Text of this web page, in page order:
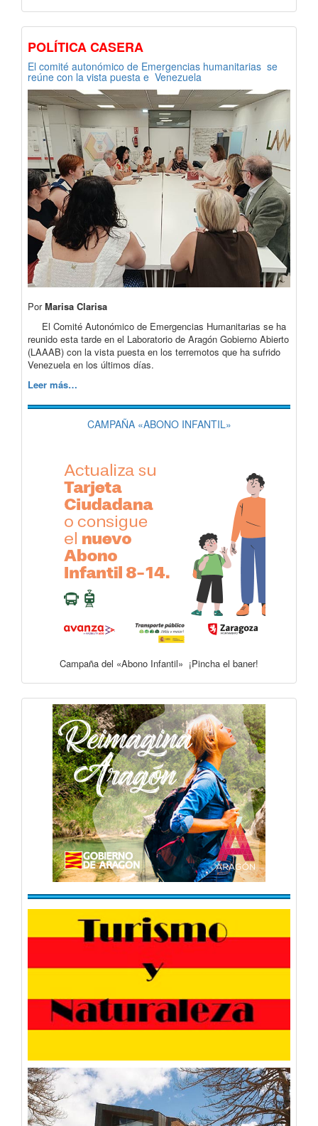
POLÍTICA CASERA
El comité autonómico de Emergencias humanitarias se
reúne con la vista puesta e Venezuela
PorMarisa Clarisa
El Comité Autonómico de Emergencias Humanitarias se ha
reunido esta tarde en el Laboratorio de Aragón Gobierno Abierto
(LAAAB) con la vista puesta en los terremotos que ha sufrido
Venezuela en los últimos días.
Leer más…
CAMPAÑA «ABONO INFANTIL»
Campaña del «Abono Infantil» ¡Pincha el baner!